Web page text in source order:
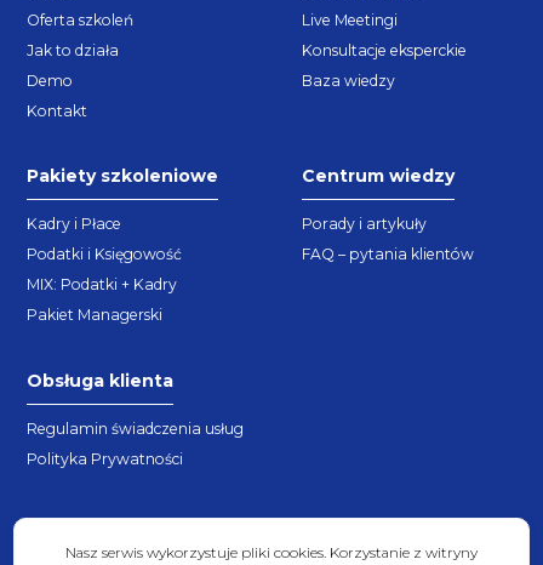
Oferta szkoleń
Jak to działa
Demo
Kontakt
Live Meetingi
Konsultacje eksperckie
Baza wiedzy
Pakiety szkoleniowe
Kadry i Płace
Podatki i Księgowość
MIX: Podatki + Kadry
Pakiet Managerski
Centrum wiedzy
Porady i artykuły
FAQ – pytania klientów
Obsługa klienta
Regulamin świadczenia usług
Polityka Prywatności
Nasz serwis wykorzystuje pliki cookies. Korzystanie z witryny